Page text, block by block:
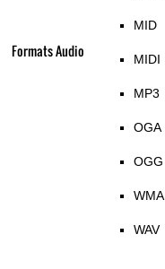
Formats Audio
MID
MIDI
MP3
OGA
OGG
WMA
WAV